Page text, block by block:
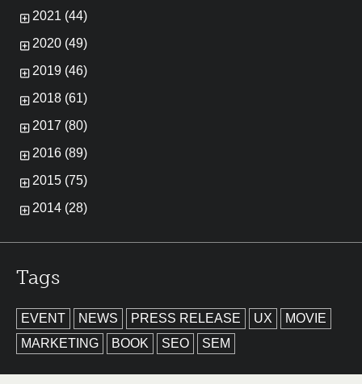
2021 (44)
2020 (49)
2019 (46)
2018 (61)
2017 (80)
2016 (89)
2015 (75)
2014 (28)
Tags
EVENT NEWS PRESS RELEASE UX
MOVIE
MARKETING
BOOK SEO SEM